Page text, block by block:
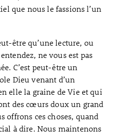
que nous le fassions l’un
être qu’une lecture, ou
ne vous est pas
C’est peut-être un
Dieu venant d’un
elle la graine de Vie et qui
des cœurs doux un grand
offrons ces choses, quand
à dire. Nous maintenons